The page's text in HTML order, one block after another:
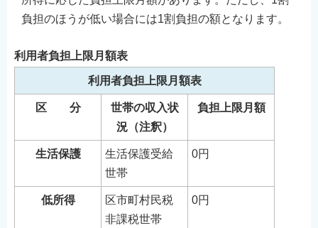
負担のほうが低い場合には1割負担の額となります。
利用者負担上限月額表
利用者負担上限月額表
区 分
世帯の収入状
況（注釈）
負担上限月額
生活保護
生活保護受給
世帯
0円
低所得
区市町村民税
非課税世帯
0円